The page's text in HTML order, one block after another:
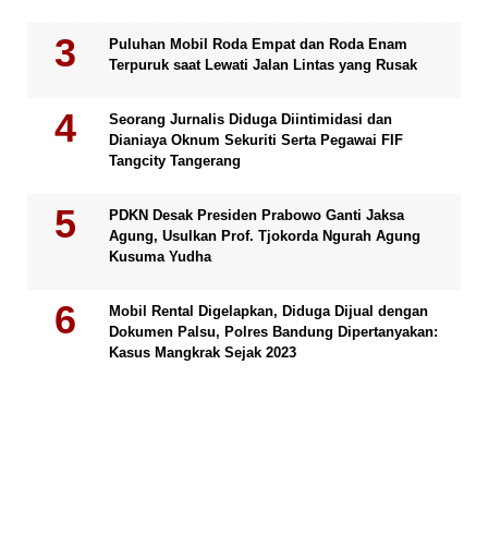
Puluhan Mobil Roda Empat dan Roda Enam
Terpuruk saat Lewati Jalan Lintas yang Rusak
Seorang Jurnalis Diduga Diintimidasi dan
Dianiaya Oknum Sekuriti Serta Pegawai FIF
Tangcity Tangerang
PDKN Desak Presiden Prabowo Ganti Jaksa
Agung, Usulkan Prof. Tjokorda Ngurah Agung
Kusuma Yudha
Mobil Rental Digelapkan, Diduga Dijual dengan
Dokumen Palsu, Polres Bandung Dipertanyakan:
Kasus Mangkrak Sejak 2023